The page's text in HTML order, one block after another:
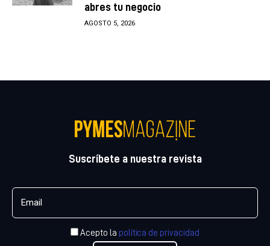
abres tu negocio
AGOSTO 5, 2026
Suscríbete a nuestra revista
Acepto la política de privacidad